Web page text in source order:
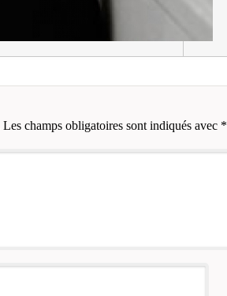
Les champs obligatoires sont indiqués avec *